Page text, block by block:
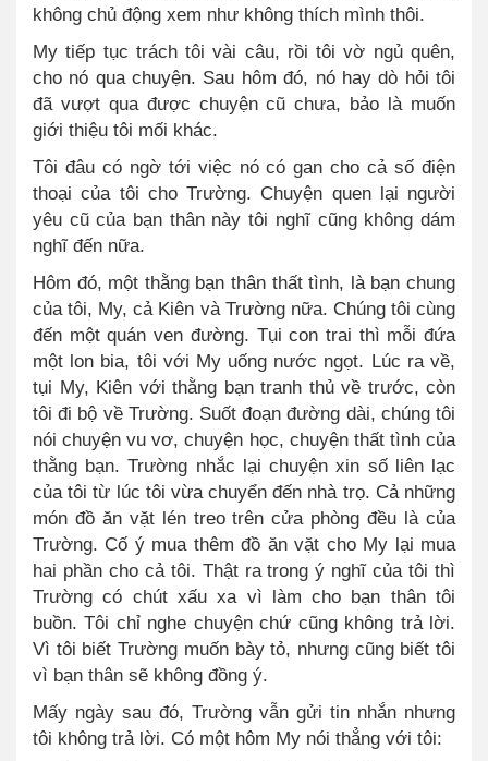
không chủ động xem như không thích mình thôi.
My tiếp tục trách tôi vài câu, rồi tôi vờ ngủ quên,
cho nó qua chuyện. Sau hôm đó, nó hay dò hỏi tôi
đã vượt qua được chuyện cũ chưa, bảo là muốn
giới thiệu tôi mối khác.
Tôi đâu có ngờ tới việc nó có gan cho cả số điện
thoại của tôi cho Trường. Chuyện quen lại người
yêu cũ của bạn thân này tôi nghĩ cũng không dám
nghĩ đến nữa.
Hôm đó, một thằng bạn thân thất tình, là bạn chung
của tôi, My, cả Kiên và Trường nữa. Chúng tôi cùng
đến một quán ven đường. Tụi con trai thì mỗi đứa
một lon bia, tôi với My uống nước ngọt. Lúc ra về,
tụi My, Kiên với thằng bạn tranh thủ về trước, còn
tôi đi bộ về Trường. Suốt đoạn đường dài, chúng tôi
nói chuyện vu vơ, chuyện học, chuyện thất tình của
thằng bạn. Trường nhắc lại chuyện xin số liên lạc
của tôi từ lúc tôi vừa chuyển đến nhà trọ. Cả những
món đồ ăn vặt lén treo trên cửa phòng đều là của
Trường. Cố ý mua thêm đồ ăn vặt cho My lại mua
hai phần cho cả tôi. Thật ra trong ý nghĩ của tôi thì
Trường có chút xấu xa vì làm cho bạn thân tôi
buồn. Tôi chỉ nghe chuyện chứ cũng không trả lời.
Vì tôi biết Trường muốn bày tỏ, nhưng cũng biết tôi
vì bạn thân sẽ không đồng ý.
Mấy ngày sau đó, Trường vẫn gửi tin nhắn nhưng
tôi không trả lời. Có một hôm My nói thẳng với tôi: